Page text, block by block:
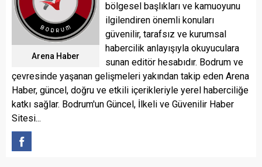
Arena Haber
bölgesel başlıkları ve kamuoyunu
ilgilendiren önemli konuları
güvenilir, tarafsız ve kurumsal
habercilik anlayışıyla okuyuculara
sunan editör hesabıdır. Bodrum ve
çevresinde yaşanan gelişmeleri yakından takip eden Arena
Haber, güncel, doğru ve etkili içerikleriyle yerel haberciliğe
katkı sağlar. Bodrum'un Güncel, İlkeli ve Güvenilir Haber
Sitesi...